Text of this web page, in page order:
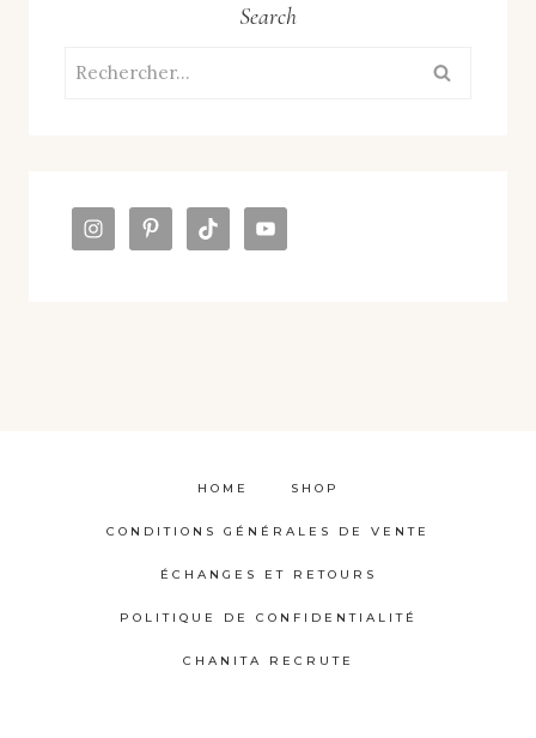
Search
Rechercher :
HOME SHOP
CONDITIONS GÉNÉRALES DE VENTE
ÉCHANGES ET RETOURS
POLITIQUE DE CONFIDENTIALITÉ
CHANITA RECRUTE